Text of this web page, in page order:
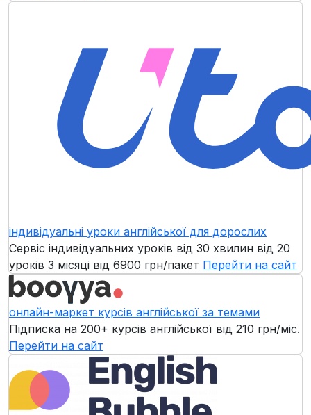
індивідуальні уроки англійської для дорослих
Сервіс індивідуальних уроків від 30 хвилин від 20
уроків 3 місяці від 6900 грн/пакет Перейти на сайт
онлайн-маркет курсів англійської за темами
Підписка на 200+ курсів англійської від 210 грн/міс.
Перейти на сайт